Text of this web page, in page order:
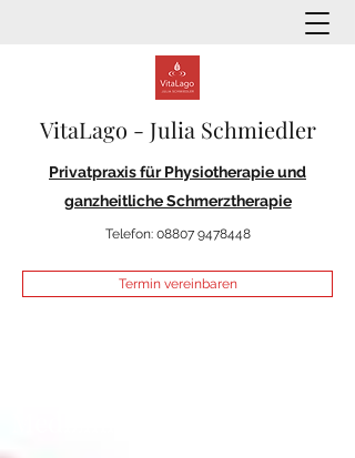
VitaLago - Julia Schmiedler
Privatpraxis für Physiotherapie und
ganzheitliche Schmerztherapie
Telefon: 08807 9478448
Termin vereinbaren